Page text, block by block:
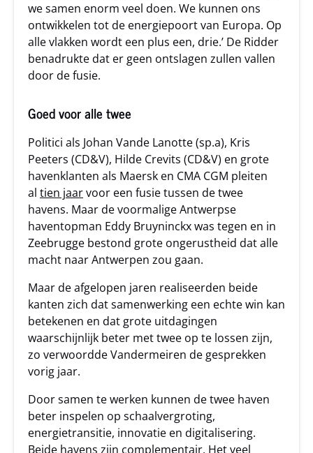
we samen enorm veel doen. We kunnen ons
ontwikkelen tot de energiepoort van Europa. Op
alle vlakken wordt een plus een, drie.’ De Ridder
benadrukte dat er geen ontslagen zullen vallen
door de fusie.
Goed voor alle twee
Politici als Johan Vande Lanotte (sp.a), Kris
Peeters (CD&V), Hilde Crevits (CD&V) en grote
havenklanten als Maersk en CMA CGM pleiten
al tien jaarvoor een fusie tussen de twee
havens. Maar de voormalige Antwerpse
haventopman Eddy Bruyninckx was tegen en in
Zeebrugge bestond grote ongerustheid dat alle
macht naar Antwerpen zou gaan.
Maar de afgelopen jaren realiseerden beide
kanten zich dat samenwerking een echte win kan
betekenen en dat grote uitdagingen
waarschijnlijk beter met twee op te lossen zijn,
zo verwoordde Vandermeiren de gesprekken
vorig jaar.
Door samen te werken kunnen de twee haven
beter inspelen op schaalvergroting,
energietransitie, innovatie en digitalisering.
Beide havens zijn complementair. Het veel